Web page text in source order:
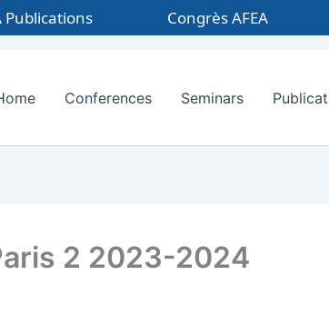
Publications Congrès AFEA
Conferences Seminars
2 2023-2024